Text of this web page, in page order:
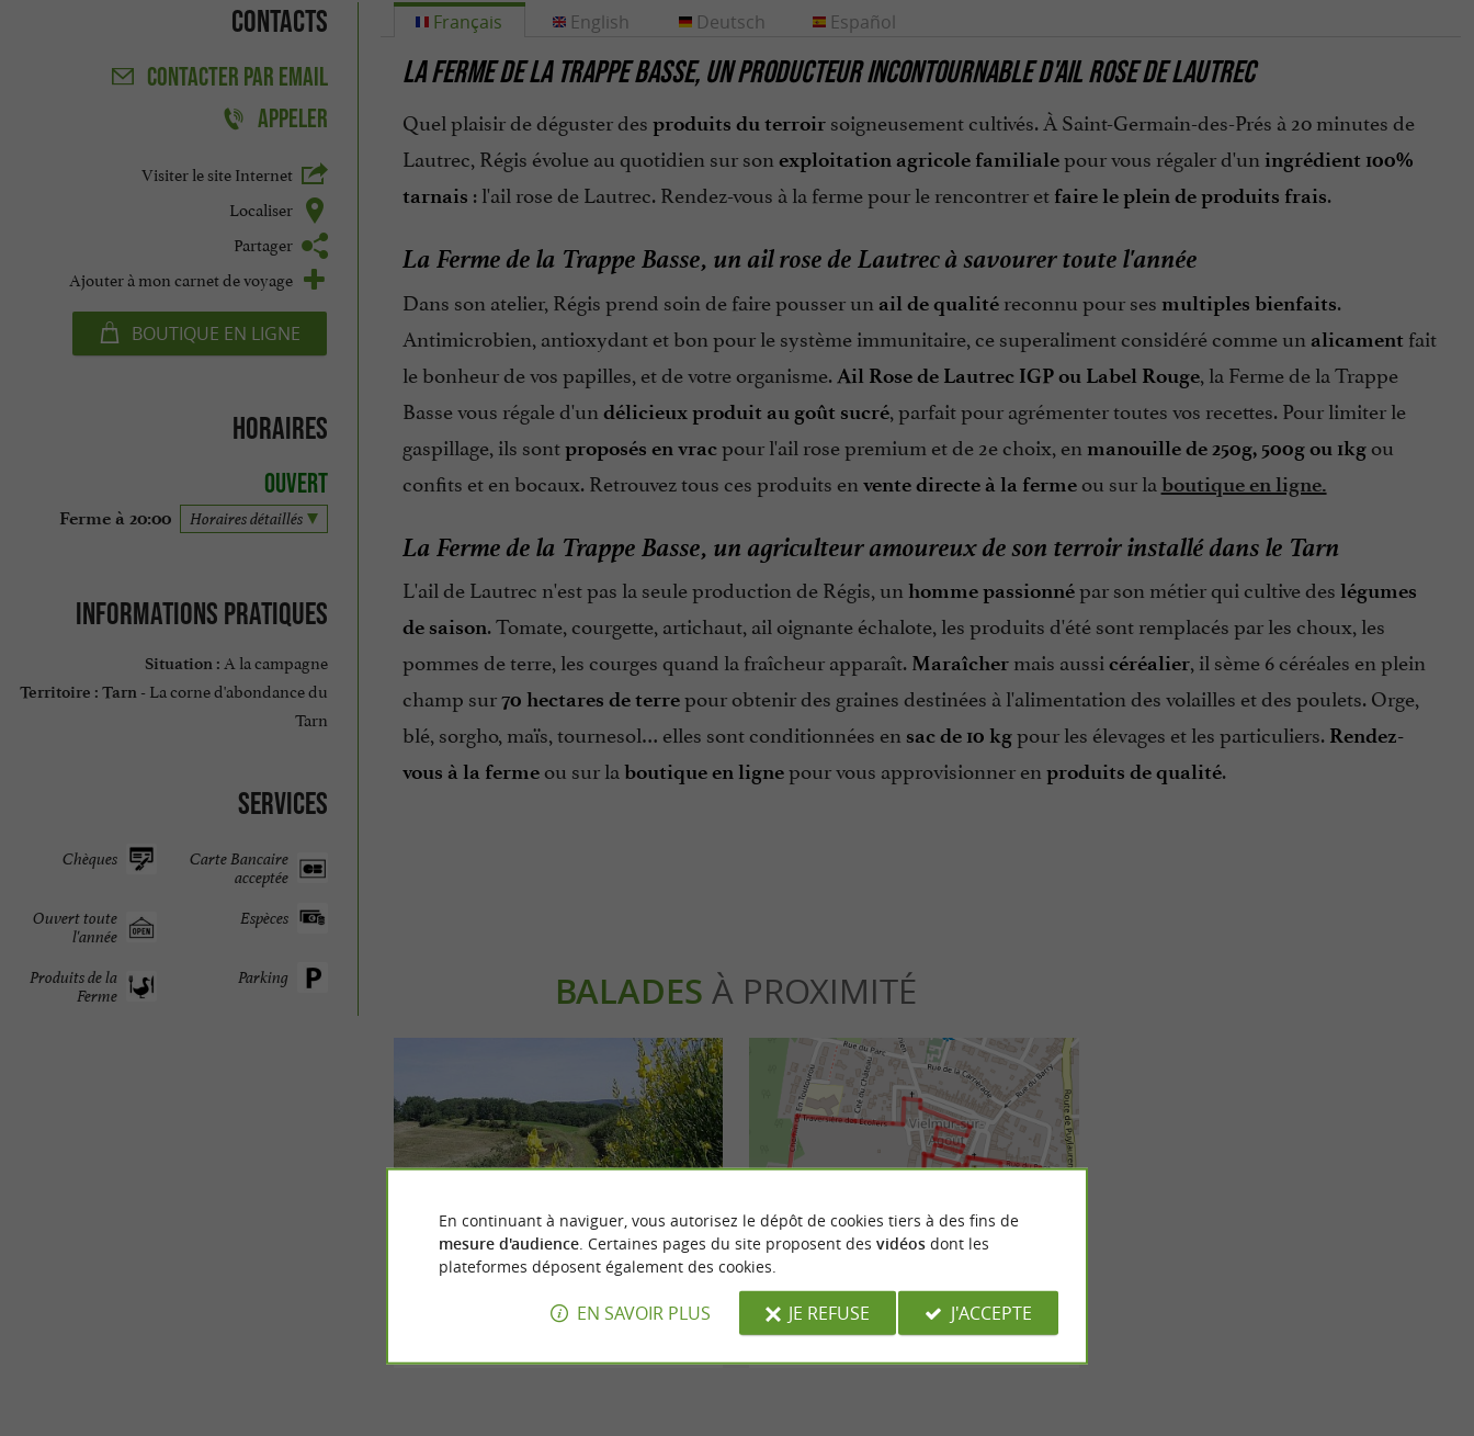
Contacts
CONTACTER PAR EMAIL
APPELER
Visiter le site Internet
Localiser
Partager
Ajouter à mon carnet de voyage
BOUTIQUE EN LIGNE
Horaires
Ouvert
Ferme à 20:00 Horaires détaillés
Informations pratiques
Situation : A la campagne
Territoire : Tarn - La corne d'abondance du
Tarn
Services
Carte Bancaire
acceptée
Chèques
Espèces
Ouvert toute
l'année
Parking
Produits de la
Ferme
Français
LA FERME DE LA TRAPPE BASSE, UN PRODUCTEUR INCONTOURNABLE D'AIL ROSE DE LAUTREC
Quel plaisir de déguster des produits du terroir soigneusement cultivés. À Saint-Germain-des-Prés à 20 minutes de
Lautrec, Régis évolue au quotidien sur son exploitation agricole familialepour vous régaler d'un ingrédient 100%
tarnais : l'ail rose de Lautrec. Rendez-vous à la ferme pour le rencontrer etfaire le plein de produits frais.
La Ferme de la Trappe Basse, un ail rose de Lautrec à savourer toute l'année
Dans son atelier, Régis prend soin de faire pousser un ail de qualitéreconnu pour ses multiples bienfaits.
Antimicrobien, antioxydant et bon pour le système immunitaire, ce superaliment considéré comme un alicament fait
le bonheur de vos papilles, et de votre organisme.Ail Rose de Lautrec IGP ou Label Rouge, la Ferme de la Trappe
Basse vous régale d'un délicieux produit au goût sucré, parfait pour agrémenter toutes vos recettes. Pour limiter le
gaspillage, ils sontproposés en vracpour l'ail rose premium et de 2e choix, en manouille de 250g, 500g ou 1kgou
confits et en bocaux. Retrouvez tous ces produits en vente directe à la ferme ou sur la boutique en ligne.
La Ferme de la Trappe Basse, un agriculteur amoureux de son terroirinstallé dans le Tarn
L'ail de Lautrec n'est pas la seule production de Régis, un homme passionnépar son métier qui cultive des légumes
de saison. Tomate, courgette, artichaut, ail oignante échalote, les produits d'été sont remplacés par les choux, les
pommes de terre, les courges quand la fraîcheur apparaît. Maraîchermais aussi céréalier, il sème 6 céréales en plein
champ sur70 hectares de terrepour obtenir des graines destinées à l'alimentation des volailles et des poulets. Orge,
blé, sorgho, maïs, tournesol… elles sont conditionnées en sac de 10 kgpour les élevages et les particuliers. Rendez-
vous à la fermeou sur la boutique en lignepour vous approvisionner en produits de qualité.
English Deutsch Español
BALADES À PROXIMITÉ
Le sentier de Saint-Sébastien
En continuant à naviguer, vous autorisez le dépôt de cookies tiers à des fins de
mesure d'audience. Certaines pages du site proposent des vidéosdont les
plateformes déposent également des cookies.
EN SAVOIR PLUS JE REFUSE J'ACCEPTE